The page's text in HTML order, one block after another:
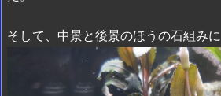
そして、中景と後景のほうの石組みに